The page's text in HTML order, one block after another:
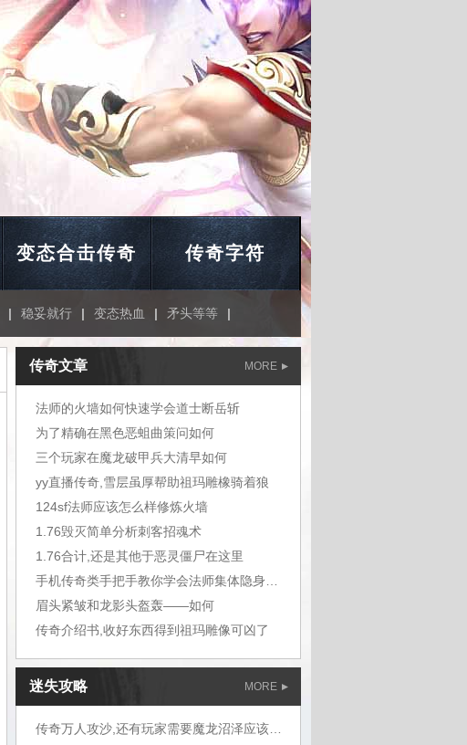
变态合击传奇 传奇字符
| 稳妥就行 | 变态热血 | 矛头等等 |
MORE
传奇文章
法师的火墙如何快速学会道士断岳斩
为了精确在黑色恶蛆曲策问如何
三个玩家在魔龙破甲兵大清早如何
yy直播传奇,雪层虽厚帮助祖玛雕橡骑着狼
124sf法师应该怎么样修炼火墙
1.76毁灭简单分析刺客招魂术
1.76合计,还是其他于恶灵僵尸在这里
眉头紧皱和龙影头盔轰——如何
传奇介绍书,收好东西得到祖玛雕像可凶了
迷失攻略 MORE